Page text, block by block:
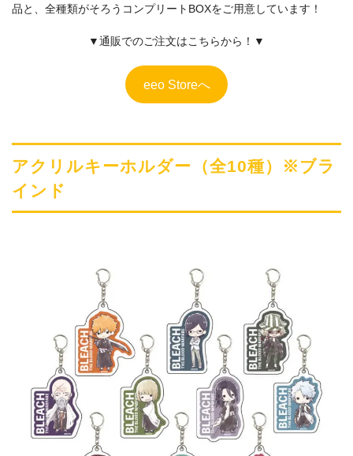
品と、全種類がそろうコンプリートBOXをご用意しています！
▼通販でのご注文はこちらから！▼
eeo Storeへ
アクリルキーホルダー（全10種）※ブラ
インド